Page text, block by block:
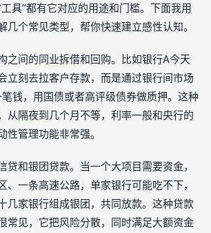
具”都有它对应的用途和门槛。下面我用
几个常见类型，帮你快速建立感性认知。
之间的同业拆借和回购。比如银行A今天
立刻去拉客户存款，而是通过银行间市场
笔钱，用国债或者高评级债券做质押。这种
从隔夜到几个月不等，利率一般和央行的
性管理功能非常强。
贷和银团贷款。当一个大项目需要资金，
、一条高速公路，单家银行可能吃不下，
几家银行组成银团，共同放款。这种贷款
常见，它把风险分散，同时满足大额资金